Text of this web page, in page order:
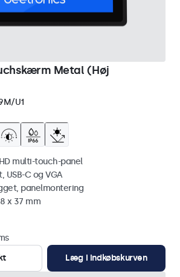
Metal (Høj
U1
multi-touch-panel
USB-C og VGA
panelmontering
x 37 mm
Læg i indkøbskurven